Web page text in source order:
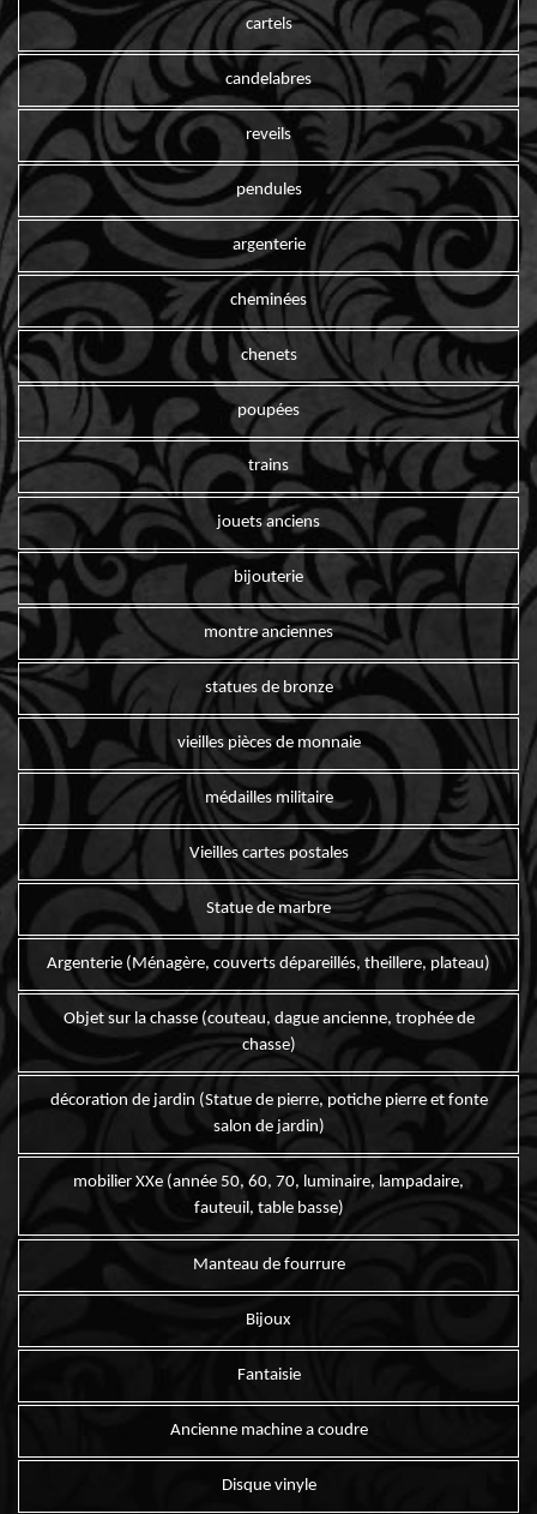
cartels
candelabres
reveils
pendules
argenterie
cheminées
chenets
poupées
trains
jouets anciens
bijouterie
montre anciennes
statues de bronze
vieilles pièces de monnaie
médailles militaire
Vieilles cartes postales
Statue de marbre
Argenterie (Ménagère, couverts dépareillés, theillere, plateau)
Objet sur la chasse (couteau, dague ancienne, trophée de
chasse)
décoration de jardin (Statue de pierre, potiche pierre et fonte
salon de jardin)
mobilier XXe (année 50, 60, 70, luminaire, lampadaire,
fauteuil, table basse)
Manteau de fourrure
Bijoux
Fantaisie
Ancienne machine a coudre
Disque vinyle